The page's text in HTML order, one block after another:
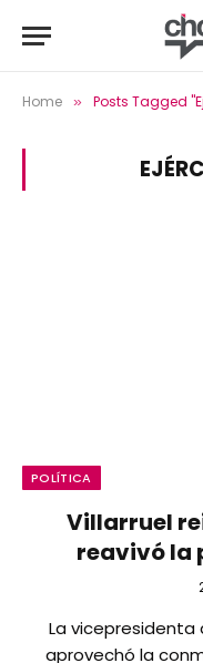
Home » Posts Tagged
POLÍTICA
Villarruel
reavivó la
La vicepresidenta
aprovechó la